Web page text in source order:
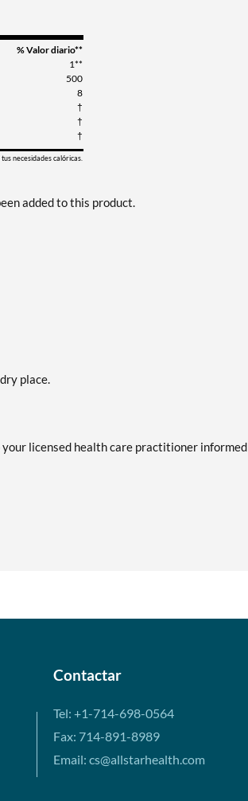
% Valor diario**
1**
500
8
†
†
†
necesidades calóricas.
added to this product.
place.
your licensed health care practitioner informed
Contactar
Tel: +1-714-698-0564
Fax: 714-891-8989
Email: cs@allstarhealth.com